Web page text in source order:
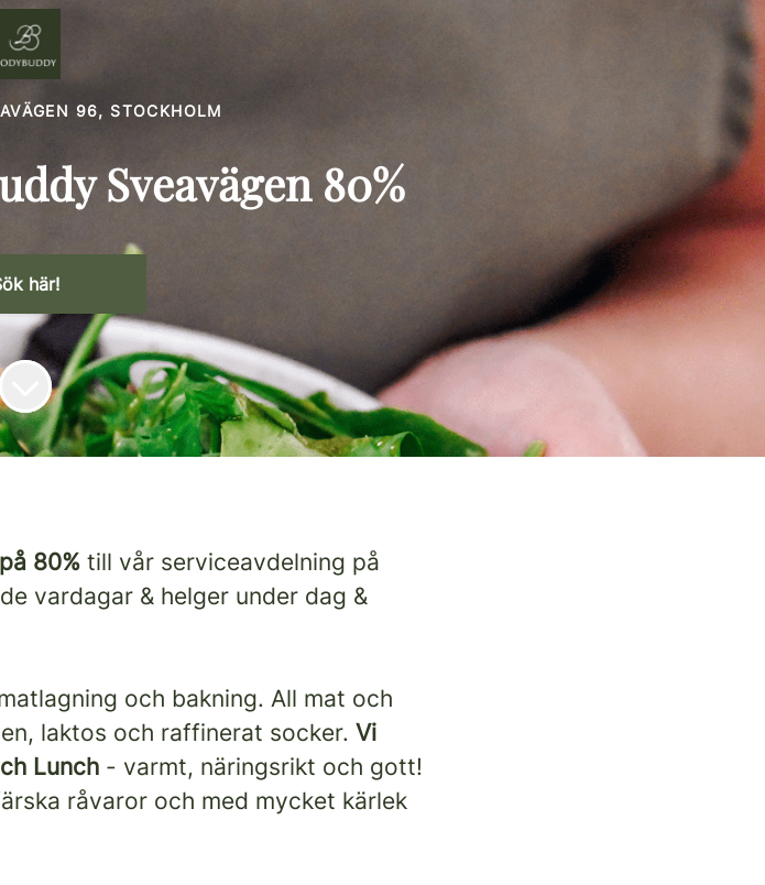
96, STOCKHOLM
Sveavägen 80%
här!
80% till vår serviceavdelning på
vardagar & helger under dag &
och bakning. All mat och
laktos och raffinerat socker. Vi
Lunch - varmt, näringsrikt och gott!
råvaror och med mycket kärlek